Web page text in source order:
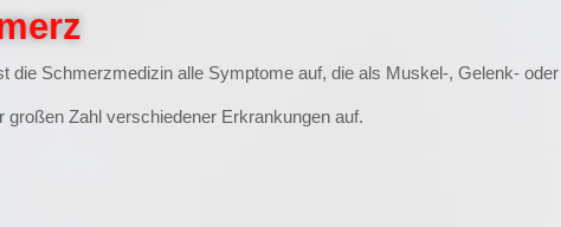
die Schmerzmedizin alle Symptome auf, die als Muskel-, Gelenk-
Zahl verschiedener Erkrankungen auf.